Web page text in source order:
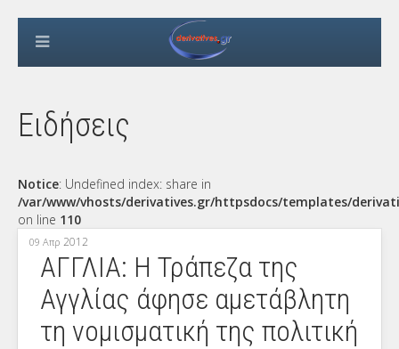
Ειδήσεις
Notice: Undefined index: share in
/var/www/vhosts/derivatives.gr/httpsdocs/templates/
on line 110
09 Απρ 2012
ΑΓΓΛΙΑ: Η Τράπεζα της
Αγγλίας άφησε αμετάβλητη
τη νομισματική της πολιτική